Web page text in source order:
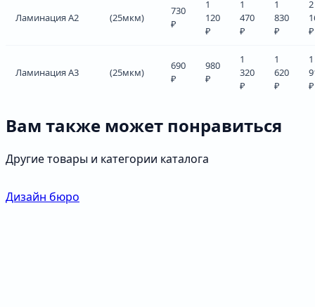
Ламинация А2 (25мкм)
730
₽
1
120
₽
1
470
₽
1
830
₽
2
₽
Ламинация А3 (25мкм)
690
₽
980
₽
1
320
₽
1
620
₽
1
₽
Вам также может понравиться
Другие товары и категории каталога
Дизайн бюро